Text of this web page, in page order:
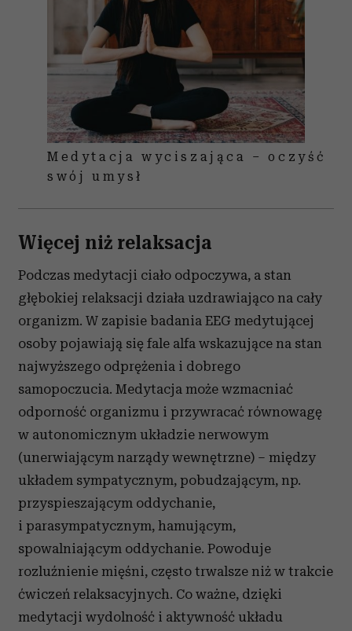
Medytacja wyciszająca – oczyść
swój umysł
Więcej niż relaksacja
Podczas medytacji ciało odpoczywa, a stan
głębokiej relaksacji działa uzdrawiająco na cały
organizm. W zapisie badania EEG medytującej
osoby pojawiają się fale alfa wskazujące na stan
najwyższego odprężenia i dobrego
samopoczucia. Medytacja może wzmacniać
odporność organizmu i przywracać równowagę
w autonomicznym układzie nerwowym
(unerwiającym narządy wewnętrzne) – między
układem sympatycznym, pobudzającym, np.
przyspieszającym oddychanie,
i parasympatycznym, hamującym,
spowalniającym oddychanie. Powoduje
rozluźnienie mięśni, często trwalsze niż w trakcie
ćwiczeń relaksacyjnych. Co ważne, dzięki
medytacji wydolność i aktywność układu